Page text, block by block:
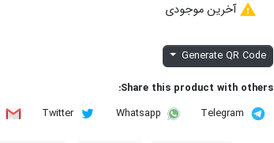
 آخرین موجودی
Generate QR Code
Share this product with others:
Telegram
Whatsapp
Twitter